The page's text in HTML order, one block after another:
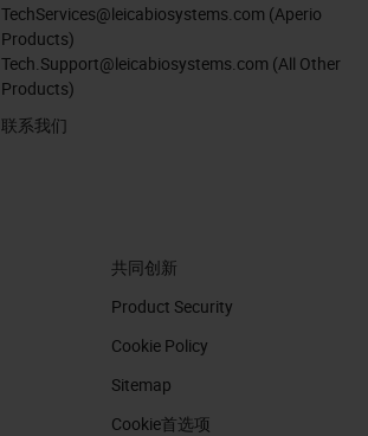
TechServices@leicabiosystems.com (Aperio
Products)
Tech.Support@leicabiosystems.com (All Other
Products)
联系我们
共同创新
Product Security
Cookie Policy
Sitemap
Cookie首选项